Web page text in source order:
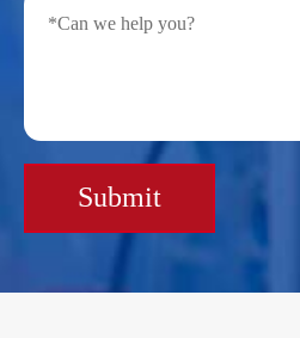
Submit